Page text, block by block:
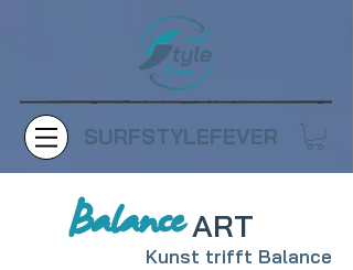
SURFSTYLEFEVER
Balance ART
Kunst trifft Balance